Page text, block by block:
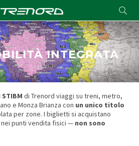
a
Submit
INTEGRATA
di Trenord viaggi su treni, metro,
e Monza Brianza con un unico titolo
per zone. I biglietti si acquistano
punti vendita fisici — non sono